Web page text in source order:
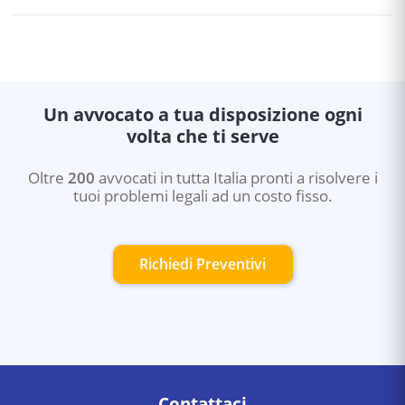
Un avvocato a tua disposizione ogni
volta che ti serve
Oltre 200 avvocati in tutta Italia pronti a risolvere i
tuoi problemi legali ad un costo fisso.
Richiedi Preventivi